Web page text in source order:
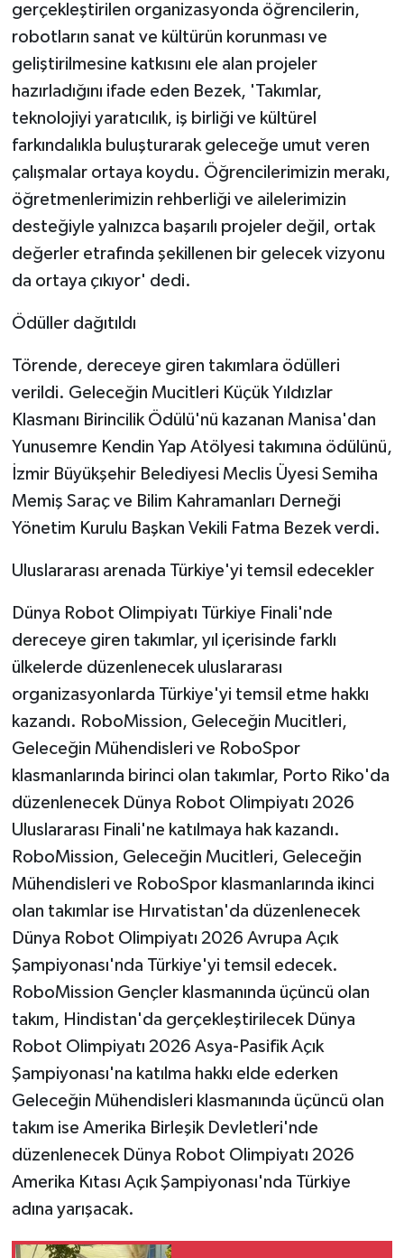
gerçekleştirilen organizasyonda öğrencilerin,
robotların sanat ve kültürün korunması ve
geliştirilmesine katkısını ele alan projeler
hazırladığını ifade eden Bezek, 'Takımlar,
teknolojiyi yaratıcılık, iş birliği ve kültürel
farkındalıkla buluşturarak geleceğe umut veren
çalışmalar ortaya koydu. Öğrencilerimizin merakı,
öğretmenlerimizin rehberliği ve ailelerimizin
desteğiyle yalnızca başarılı projeler değil, ortak
değerler etrafında şekillenen bir gelecek vizyonu
da ortaya çıkıyor' dedi.
Ödüller dağıtıldı
Törende, dereceye giren takımlara ödülleri
verildi. Geleceğin Mucitleri Küçük Yıldızlar
Klasmanı Birincilik Ödülü'nü kazanan Manisa'dan
Yunusemre Kendin Yap Atölyesi takımına ödülünü,
İzmir Büyükşehir Belediyesi Meclis Üyesi Semiha
Memiş Saraç ve Bilim Kahramanları Derneği
Yönetim Kurulu Başkan Vekili Fatma Bezek verdi.
Uluslararası arenada Türkiye'yi temsil edecekler
Dünya Robot Olimpiyatı Türkiye Finali'nde
dereceye giren takımlar, yıl içerisinde farklı
ülkelerde düzenlenecek uluslararası
organizasyonlarda Türkiye'yi temsil etme hakkı
kazandı. RoboMission, Geleceğin Mucitleri,
Geleceğin Mühendisleri ve RoboSpor
klasmanlarında birinci olan takımlar, Porto Riko'da
düzenlenecek Dünya Robot Olimpiyatı 2026
Uluslararası Finali'ne katılmaya hak kazandı.
RoboMission, Geleceğin Mucitleri, Geleceğin
Mühendisleri ve RoboSpor klasmanlarında ikinci
olan takımlar ise Hırvatistan'da düzenlenecek
Dünya Robot Olimpiyatı 2026 Avrupa Açık
Şampiyonası'nda Türkiye'yi temsil edecek.
RoboMission Gençler klasmanında üçüncü olan
takım, Hindistan'da gerçekleştirilecek Dünya
Robot Olimpiyatı 2026 Asya-Pasifik Açık
Şampiyonası'na katılma hakkı elde ederken
Geleceğin Mühendisleri klasmanında üçüncü olan
takım ise Amerika Birleşik Devletleri'nde
düzenlenecek Dünya Robot Olimpiyatı 2026
Amerika Kıtası Açık Şampiyonası'nda Türkiye
adına yarışacak.